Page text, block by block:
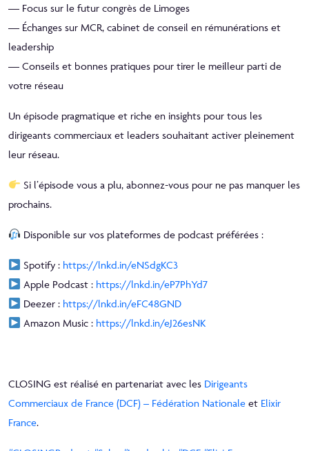
— Focus sur le futur congrès de Limoges
— Échanges sur MCR, cabinet de conseil en rémunérations et
leadership
— Conseils et bonnes pratiques pour tirer le meilleur parti de
votre réseau
Un épisode pragmatique et riche en insights pour tous les
dirigeants commerciaux et leaders souhaitant activer pleinement
leur réseau.
Si l’épisode vous a plu, abonnez-vous pour ne pas manquer les
prochains.
Disponible sur vos plateformes de podcast préférées :
Spotify : https://lnkd.in/eNSdgKC3
Apple Podcast : https://lnkd.in/eP7PhYd7
Deezer : https://lnkd.in/eFC48GND
Amazon Music : https://lnkd.in/eJ26esNK
CLOSING est réalisé en partenariat avec les Dirigeants
Commerciaux de France (DCF) – Fédération Nationale et Elixir
France.